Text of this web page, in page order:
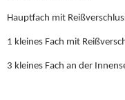
Hauptfach mit
1 kleines Fach mit
3 kleines Fach an der